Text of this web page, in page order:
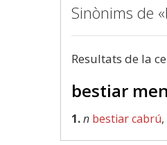
Sinònims de
Resultats de la
bestiar
1.n bestiar cabrú